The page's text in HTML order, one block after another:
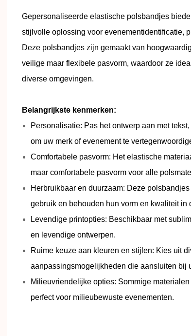
Gepersonaliseerde elastische polsbandjes
stijlvolle oplossing voor evenementidentificatie,
Deze polsbandjes zijn gemaakt van
veilige maar flexibele pasvorm, waardoor ze
diverse omgevingen.
Belangrijkste kenmerken:
Personalisatie: Pas het ontwerp aan met
om uw merk of evenement te
Comfortabele pasvorm: Het elastische
maar comfortabele pasvorm voor alle
Herbruikbaar en duurzaam: Deze
gebruik en behouden hun vorm en kwaliteit in
Levendige printopties: Beschikbaar met
en levendige ontwerpen.
Ruime keuze aan kleuren en stijlen: Kies uit
aanpassingsmogelijkheden die aansluiten bij
Milieuvriendelijke opties: Sommige
perfect voor milieubewuste evenementen.